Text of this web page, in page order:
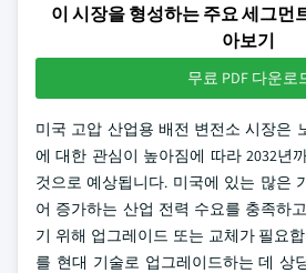
이 시장을 형성하는 주요 세그먼
아보기
무료 PDF 다운로
미국 고압 산업용 배전 변전소 시장은
에 대한 관심이 높아짐에 따라 2032년
것으로 예상됩니다. 미국에 있는 많은
어 증가하는 산업 전력 수요를 충족하
기 위해 업그레이드 또는 교체가 필요
를 현대 기술로 업그레이드하는 데 상